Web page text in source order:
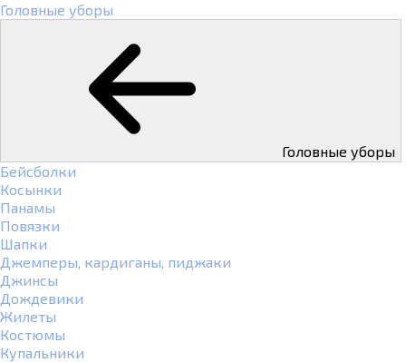
Головные уборы
Головные уборы
Бейсболки
Косынки
Панамы
Повязки
Шапки
Джемперы, кардиганы, пиджаки
Джинсы
Дождевики
Жилеты
Костюмы
Купальники